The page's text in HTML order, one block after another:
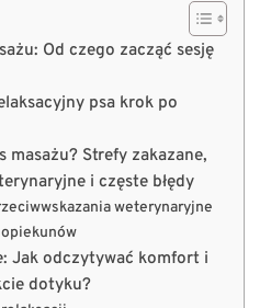
Od czego zacząć sesję
psa krok po
masażu? Strefy zakazane,
i częste błędy
weterynaryjne
Jak odczytywać komfort i
dotyku?